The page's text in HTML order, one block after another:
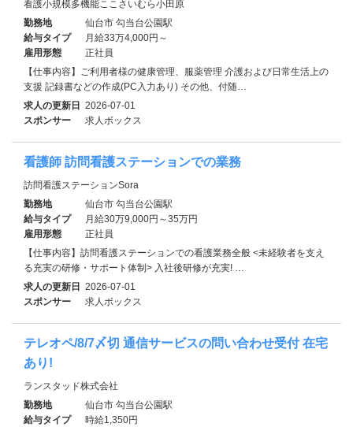
看護小規模多機能ここさいむら小田原
勤務地
仙台市 勾当台公園駅
給与タイプ
月給33万4,000円～
雇用形態
正社員
【仕事内容】ご利用者様の健康管理、服薬管理 介護および日常生活上の
支援 記録書などの作成(PC入力あり) その他、付随…
求人の更新日 2026-07-01
スポンサー
求人ボックス
看護師 訪問看護ステーションでの業務
訪問看護ステーションSora
勤務地
仙台市 勾当台公園駅
給与タイプ
月給30万9,000円～35万円
雇用形態
正社員
【仕事内容】訪問看護ステーションでの看護業務全般 <未経験者を支え
る充実の研修・サポート体制> 入社後研修が充実! …
求人の更新日 2026-07-01
スポンサー
求人ボックス
テレオペ/8/7〆切 通信サービスの問い合わせ受付 在宅
あり!
ランスタッド株式会社
勤務地
仙台市 勾当台公園駅
給与タイプ
時給1,350円